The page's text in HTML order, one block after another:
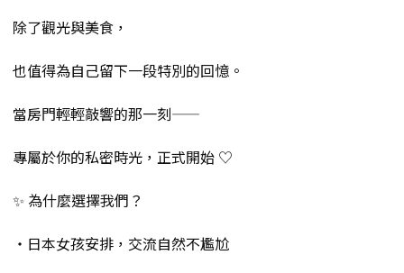
除了觀光與美食，
也值得為自己留下一段特別的回憶。
當房門輕輕敲響的那一刻——
專屬於你的私密時光，正式開始 ♡
✨ 為什麼選擇我們？
・日本女孩安排，交流自然不尷尬